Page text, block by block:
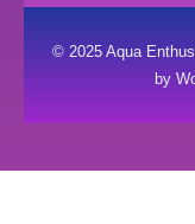
© 2025 Aqua
by